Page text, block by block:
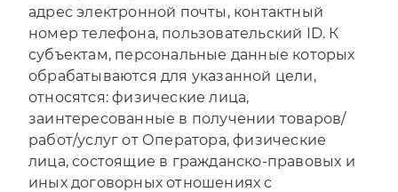
адрес электронной почты, контактный
номер телефона, пользовательский ID. К
субъектам, персональные данные которых
обрабатываются для указанной цели,
относятся: физические лица,
заинтересованные в получении товаров/
работ/услуг от Оператора, физические
лица, состоящие в гражданско-правовых и
иных договорных отношениях с